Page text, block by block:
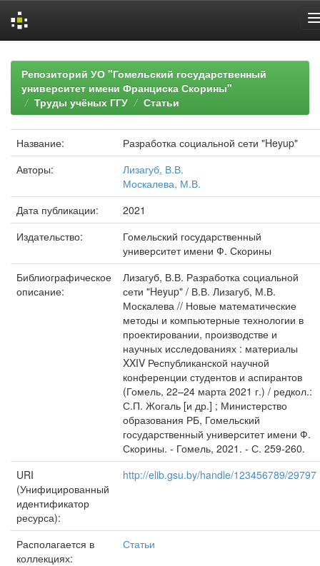
navigationРепозиторий УО "Гомельский государственный
университет имени Франциска Скорины"
Труды учёных ГГУ
Статьи
Название:
Разработка социальной сети "Heyup"
Авторы:
Лизагуб, В.В.
Москалева, М.В.
Дата публикации:
2021
Издательство:
Гомельский государственный
университет имени Ф. Скорины
Библиографическое
описание:
Лизагуб, В.В. Разработка социальной
сети "Heyup" / В.В. Лизагуб, М.В.
Москалева // Новые математические
методы и компьютерные технологии в
проектировании, производстве и
научных исследованиях : материалы
XXIV Республиканской научной
конференции студентов и аспирантов
(Гомель, 22–24 марта 2021 г.) / редкол.:
С.П. Жогаль [и др.] ; Министерство
образования РБ, Гомельский
государственный университет имени Ф.
Скорины. - Гомель, 2021. - С. 259-260.
URI
(Унифицированный
идентификатор
ресурса):
http://elib.gsu.by/handle/123456789/29797
Располагается в
коллекциях:
Статьи